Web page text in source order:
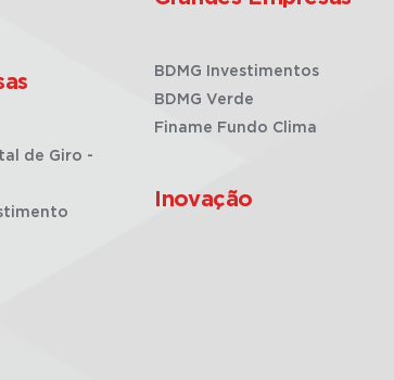
de Giro -
BDMG Investimentos
BDMG Verde
Finame Fundo Clima
Inovação